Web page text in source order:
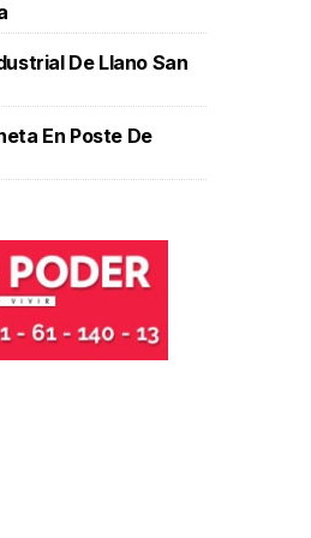
De Llano San
En Poste De